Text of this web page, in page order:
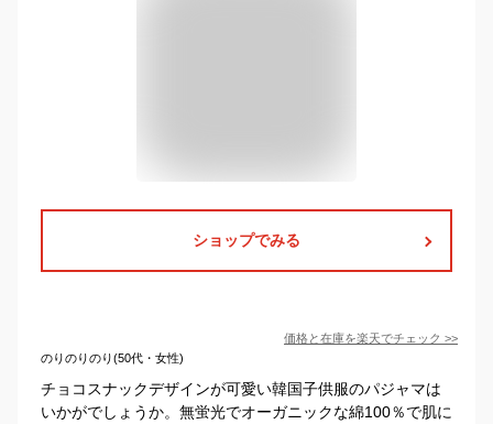
ショップでみる
価格と在庫を楽天でチェック >>
のりのりのり(50代・女性)
チョコスナックデザインが可愛い韓国子供服のパジャマは
いかがでしょうか。無蛍光でオーガニックな綿100％で肌に